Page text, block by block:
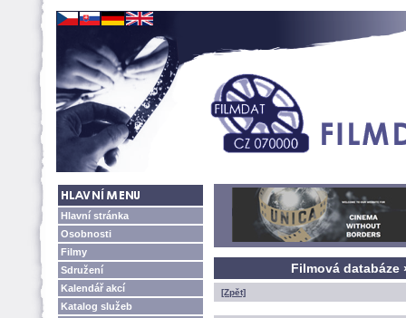
Hlavní stránka
Osobnosti
Filmy
Sdružení
Kalendář akcí
Katalog služeb
Filmová databáze
[Zpět]